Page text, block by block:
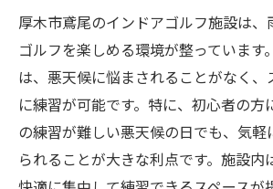
厚木市鳶尾のインドアゴルフ施設は、
ゴルフを楽しめる環境が整っています
は、悪天候に悩まされることがなく、
に練習が可能です。特に、初心者の方
の練習が難しい悪天候の日でも、気軽
られることが大きな利点です。施設内